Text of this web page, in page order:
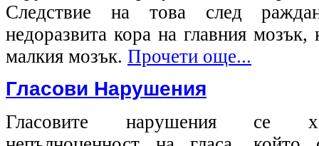
Следствие на това след
недоразвита кора на главния
малкия мозък. Прочети още...
Гласови Нарушения
Гласовите нарушения се